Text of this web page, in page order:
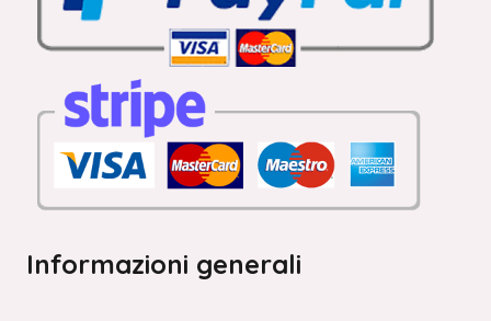
Informazioni generali